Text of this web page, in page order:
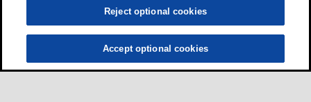
Reject optional cookies
Accept optional cookies